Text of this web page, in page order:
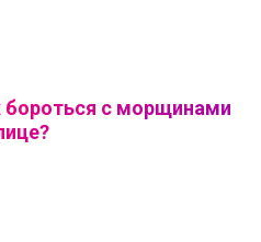
бороться с морщинами